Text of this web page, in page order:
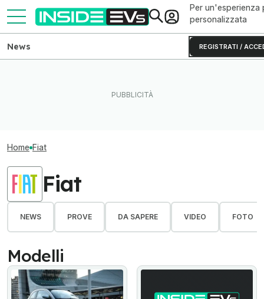
Per un'esperienza
personalizzata
REGISTRATI /
News
Home Fiat
Fiat
NEWS PROVE DA SAPERE VIDEO FOTO
Modelli